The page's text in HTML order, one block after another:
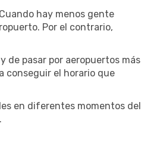
hay menos gente
Por el contrario,
de pasar por aeropuertos más
conseguir el horario que
en diferentes momentos del